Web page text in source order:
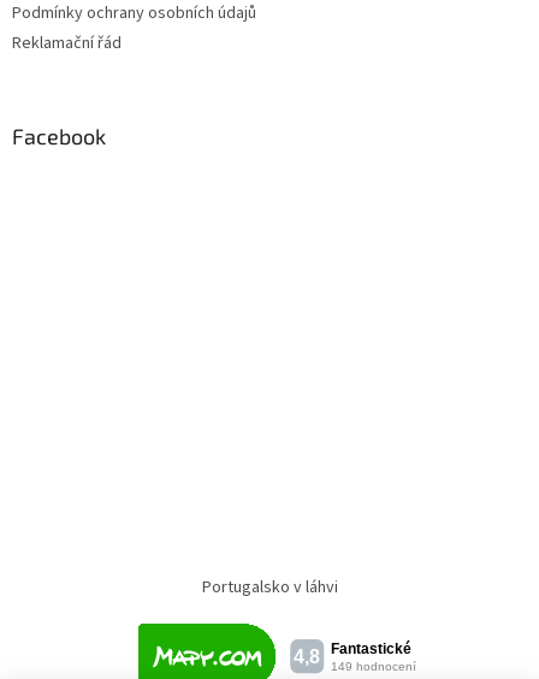
Podmínky ochrany osobních údajů
Reklamační řád
Facebook
Portugalsko v láhvi